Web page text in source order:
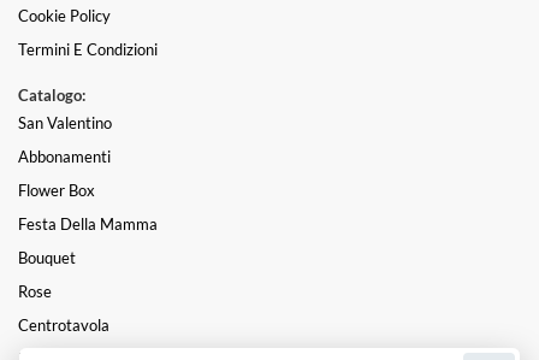
Cookie Policy
Termini E Condizioni
Catalogo:
San Valentino
Abbonamenti
Flower Box
Festa Della Mamma
Bouquet
Rose
Centrotavola